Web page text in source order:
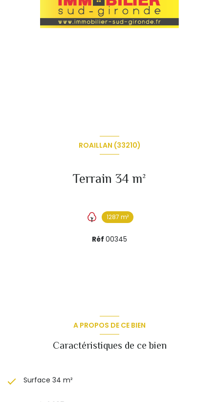
ROAILLAN (33210)
Terrain 34 m²
1287 m²
Réf 00345
A PROPOS DE CE BIEN
Caractéristiques de ce bien
Surface 34 m²